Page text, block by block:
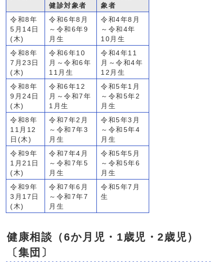
健診対象者
象者
令和8年
5月14日
(木)
令和6年8月
～令和6年9
月生
令和4年8月
～令和4年
10月生
令和8年
7月23日
(木)
令和6年10
月～令和6年
11月生
令和4年11
月～令和4年
12月生
令和8年
9月24日
(木)
令和6年12
月～令和7年
1月生
令和5年1月
～令和5年2
月生
令和8年
11月12
日(木)
令和7年2月
～令和7年3
月生
令和5年3月
～令和5年4
月生
令和9年
1月21日
(木)
令和7年4月
～令和7年5
月生
令和5年5月
～令和5年6
月生
令和9年
3月17日
(木)
令和7年6月
～令和7年7
月生
令和5年7月
生
健康相談（6か月児・1歳児・2歳児）
〔集団〕